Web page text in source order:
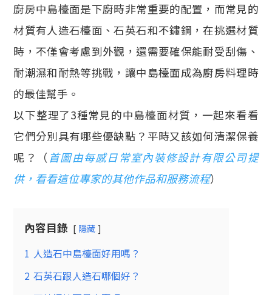
廚房中島檯面是下廚時非常重要的配置，而常見的
材質有人造石檯面、石英石和不鏽鋼，在挑選材質
時，不僅會考慮到外觀，還需要確保能耐受刮傷、
耐潮濕和耐熱等挑戰，讓中島檯面成為廚房料理時
的最佳幫手。
以下整理了3種常見的中島檯面材質，一起來看看
它們分別具有哪些優缺點？平時又該如何清潔保養
呢？（ 首圖由每感日常室內裝修設計有限公司提
供，看看這位專家的其他作品和服務流程）
內容目錄 隱藏
1 人造石中島檯面好用嗎？
2 石英石跟人造石哪個好？